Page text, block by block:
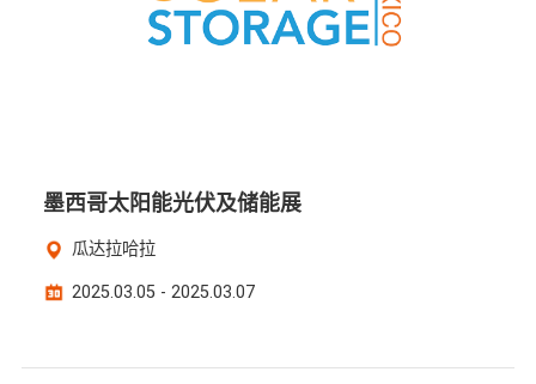
墨西哥太阳能光伏及储能展
瓜达拉哈拉
2025.03.05 - 2025.03.07